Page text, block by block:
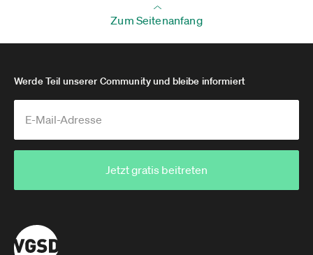
Zum Seitenanfang
Werde Teil unserer Community und bleibe informiert
Jetzt gratis beitreten